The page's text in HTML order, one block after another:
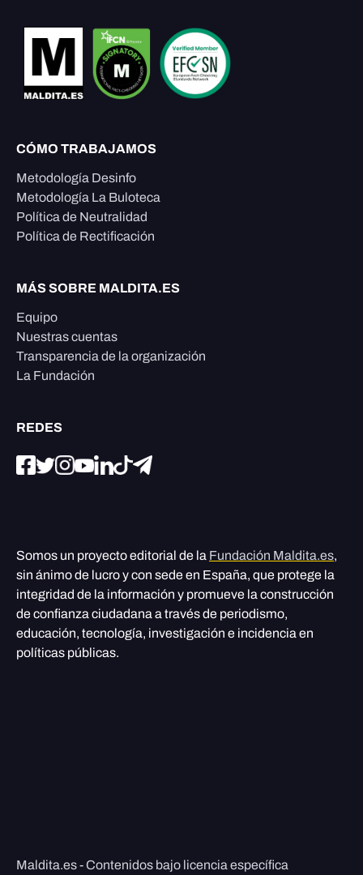
CÓMO TRABAJAMOS
Metodología Desinfo
Metodología La Buloteca
Política de Neutralidad
Política de Rectificación
MÁS SOBRE MALDITA.ES
Equipo
Nuestras cuentas
Transparencia de la organización
La Fundación
REDES
Somos un proyecto editorial de la Fundación Maldita.es,
sin ánimo de lucro y con sede en España, que protege la
integridad de la información y promueve la construcción
de confianza ciudadana a través de periodismo,
educación, tecnología, investigación e incidencia en
políticas públicas.
Maldita.es - Contenidos bajo licencia específica